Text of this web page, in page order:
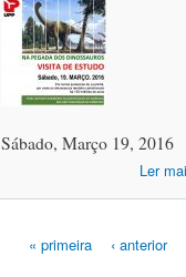
Sábado, Março 19, 2016
Ler
« primeira ‹ anterior